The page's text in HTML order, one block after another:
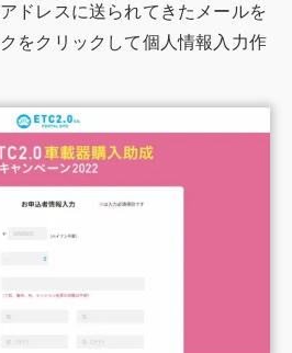
ドレスに送られてきたメールを
をクリックして個人情報入力作